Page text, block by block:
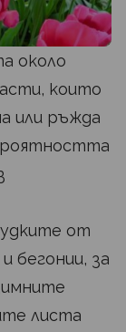
около
които
или ръжда
от
бегонии, за
листа